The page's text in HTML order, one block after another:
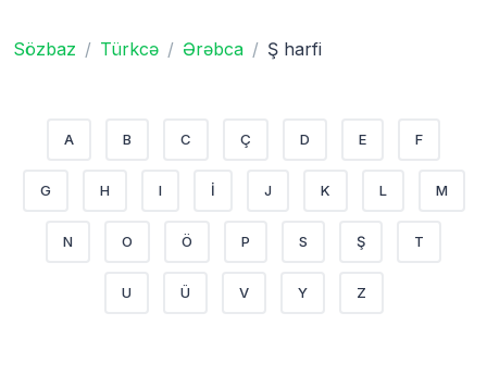
Sözbaz Türkcə Ərəbca Ş harfi
A B C Ç D E F
G H I İ J K L M
N O Ö P S Ş T
U Ü V Y Z